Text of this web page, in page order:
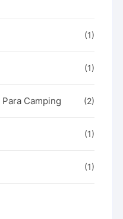
(1)
(1)
Camping (2)
(1)
(1)